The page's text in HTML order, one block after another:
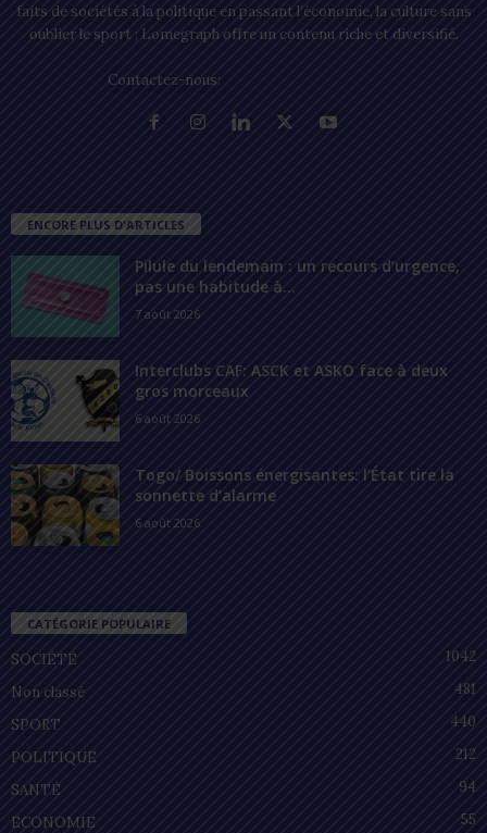
faits de sociétés à la politique en passant l’économie, la culture sans
oublier le sport ; Lomegraph offre un contenu riche et diversifié.
Contactez-nous:
ENCORE PLUS D'ARTICLES
Pilule du lendemain : un recours d’urgence,
pas une habitude à...
7 août 2026
Interclubs CAF: ASCK et ASKO face à deux
gros morceaux
6 août 2026
Togo/ Boissons énergisantes: l’État tire la
sonnette d’alarme
6 août 2026
CATÉGORIE POPULAIRE
SOCIÉTÉ
1042
Non classé
481
SPORT
440
POLITIQUE
212
SANTÉ
94
ECONOMIE
55